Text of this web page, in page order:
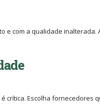
e com a qualidade inalterada.
crítica. Escolha fornecedores